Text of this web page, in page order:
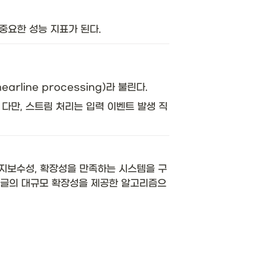
요한 성능 지표가 된다.
processing)라 불린다.
만, 스트림 처리는 입력 이벤트 발생 직
보수성, 확장성을 만족하는 시스템을 구
의 대규모 확장성을 제공한 알고리즘으